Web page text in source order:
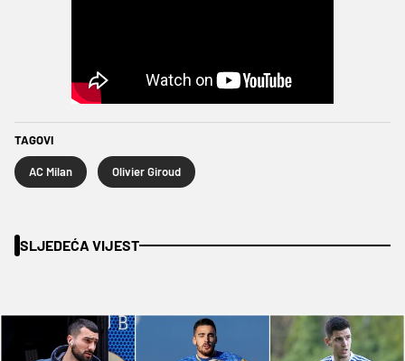
TAGOVI
AC Milan Olivier Giroud
SLJEDEĆA VIJEST